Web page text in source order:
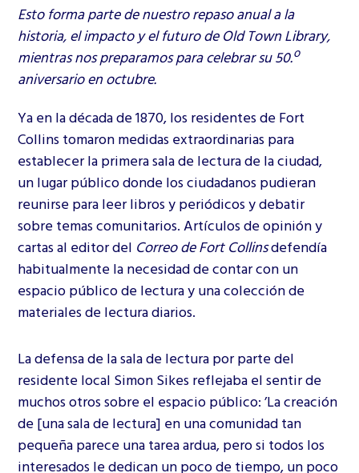
Esto forma parte de nuestro repaso anual a la
historia, el impacto y el futuro de Old Town Library,
mientras nos preparamos para celebrar su 50.º
aniversario en octubre.
Ya en la década de 1870, los residentes de Fort
Collins tomaron medidas extraordinarias para
establecer la primera sala de lectura de la ciudad,
un lugar público donde los ciudadanos pudieran
reunirse para leer libros y periódicos y debatir
sobre temas comunitarios. Artículos de opinión y
cartas al editor del Correo de Fort Collinsdefendía
habitualmente la necesidad de contar con un
espacio público de lectura y una colección de
materiales de lectura diarios.
La defensa de la sala de lectura por parte del
residente local Simon Sikes reflejaba el sentir de
muchos otros sobre el espacio público: ’La creación
de [una sala de lectura] en una comunidad tan
pequeña parece una tarea ardua, pero si todos los
interesados le dedican un poco de tiempo, un poco